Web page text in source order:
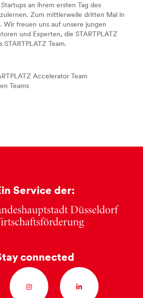
an ihrem ersten Tag des
Zum mittlerweile dritten Mal in
Wir freuen uns auf unsere jungen
und Experten, die STARTPLATZ
STARTPLATZ Team.
Accelerator Team
Teams
Service der:
connected